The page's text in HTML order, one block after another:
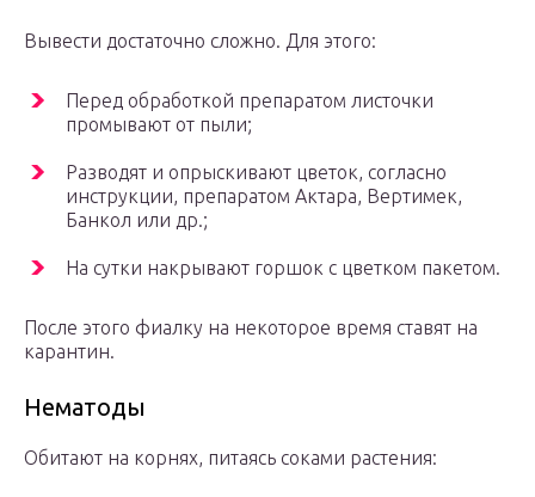
Вывести достаточно сложно. Для этого:
Перед обработкой препаратом листочки
промывают от пыли;
Разводят и опрыскивают цветок, согласно
инструкции, препаратом Актара, Вертимек,
Банкол или др.;
На сутки накрывают горшок с цветком пакетом.
После этого фиалку на некоторое время ставят на
карантин.
Нематоды
Обитают на корнях, питаясь соками растения: